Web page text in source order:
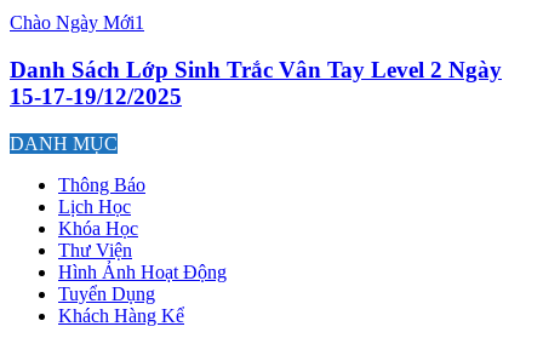
Chào Ngày Mới1
Danh Sách Lớp Sinh Trắc Vân Tay Level 2 Ngày
15-17-19/12/2025
DANH MỤC
Thông Báo
Lịch Học
Khóa Học
Thư Viện
Hình Ảnh Hoạt Động
Tuyển Dụng
Khách Hàng Kể